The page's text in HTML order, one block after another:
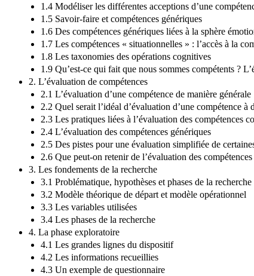
1.4 Modéliser les différentes acceptions d’une
1.5 Savoir-faire et compétences génériques
1.6 Des compétences génériques liées à la sphère
1.7 Les compétences « situationnelles » : l’accès à la
1.8 Les taxonomies des opérations cognitives
1.9 Qu’est-ce qui fait que nous sommes compétents ?
2. L’évaluation de compétences
2.1 L’évaluation d’une compétence de manière générale
2.2 Quel serait l’idéal d’évaluation d’une compétence
2.3 Les pratiques liées à l’évaluation des compétences
2.4 L’évaluation des compétences génériques
2.5 Des pistes pour une évaluation simplifiée de
2.6 Que peut-on retenir de l’évaluation des compétences
3. Les fondements de la recherche
3.1 Problématique, hypothèses et phases de la recherche
3.2 Modèle théorique de départ et modèle opérationnel
3.3 Les variables utilisées
3.4 Les phases de la recherche
4. La phase exploratoire
4.1 Les grandes lignes du dispositif
4.2 Les informations recueillies
4.3 Un exemple de questionnaire